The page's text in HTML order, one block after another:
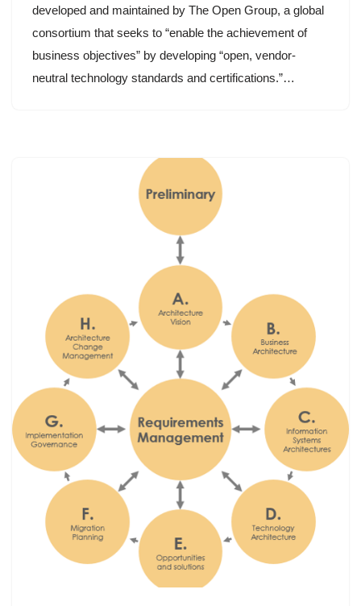
developed and maintained by The Open Group, a global
consortium that seeks to “enable the achievement of
business objectives” by developing “open, vendor-
neutral technology standards and certifications.”…